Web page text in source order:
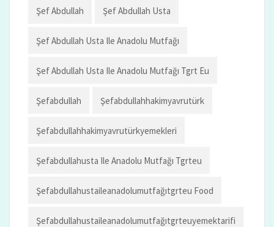
Şef Abdullah Şef Abdullah Usta
Şef Abdullah Usta Ile Anadolu Mutfağı
Şef Abdullah Usta Ile Anadolu Mutfağı Tgrt Eu
Şefabdullah Şefabdullahhakimyavrutürk
Şefabdullahhakimyavrutürkyemekleri
Şefabdullahusta Ile Anadolu Mutfağı Tgrteu
Şefabdullahustaileanadolumutfağıtgrteu Food
Şefabdullahustaileanadolumutfağıtgrteuyemektarifi